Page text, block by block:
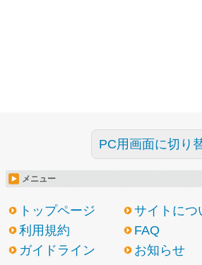
PC用画面に切り
メニュー
トップページ
サイトにつ
利用規約
FAQ
ガイドライン
お知らせ